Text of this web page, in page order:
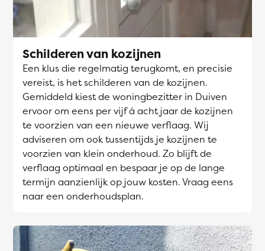
Schilderen van kozijnen
Een klus die regelmatig terugkomt, en precisie
vereist, is het schilderen van de kozijnen.
Gemiddeld kiest de woningbezitter in Duiven
ervoor om eens per vijf á acht jaar de kozijnen
te voorzien van een nieuwe verflaag. Wij
adviseren om ook tussentijds je kozijnen te
voorzien van klein onderhoud. Zo blijft de
verflaag optimaal en bespaar je op de lange
termijn aanzienlijk op jouw kosten. Vraag eens
naar een onderhoudsplan.